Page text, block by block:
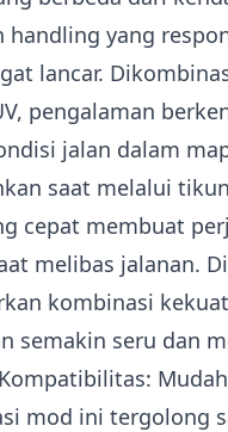
handling yang
lancar.
pengalaman
jalan dalam
saat melalui
cepat membuat
melibas jalanan.
kombinasi
semakin seru dan
mod ini tergolong